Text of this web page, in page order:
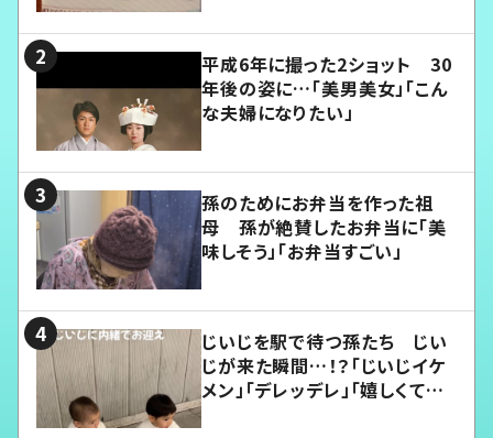
平成6年に撮った2ショット 30
年後の姿に…「美男美女」「こん
な夫婦になりたい」
孫のためにお弁当を作った祖
母 孫が絶賛したお弁当に「美
味しそう」「お弁当すごい」
じいじを駅で待つ孫たち じい
じが来た瞬間…！？「じいじイケ
メン」「デレッデレ」「嬉しくて可